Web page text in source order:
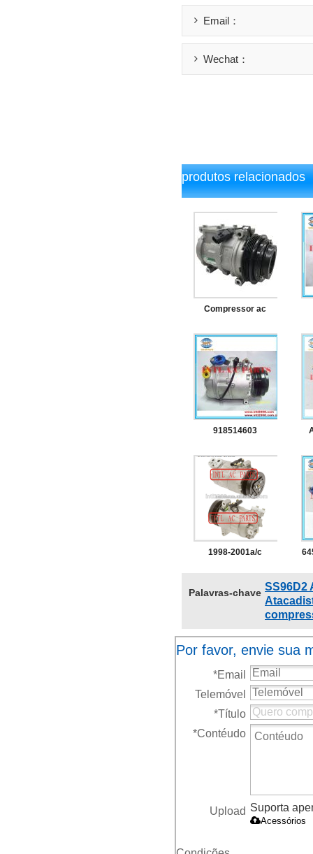
Email：
Wechat：
produtos relacionados
Compressor ac
para BMW 316i 318i
E36 Série 3 E36 4pk
(fábrica de
compressores)
918514603
compressore
calsonic cse717
para bmw- x5( e70)-
3.0 d ac bomba
1998-2001a/c
calsonic csv613
para bmw série 3
e46 316i 318i
6452838683
gasolina
Palavras-chave SS96D2
Por favor, envie sua
*Email
Telemóvel
*Título
*Contéudo
Upload Suporta
Acessórios